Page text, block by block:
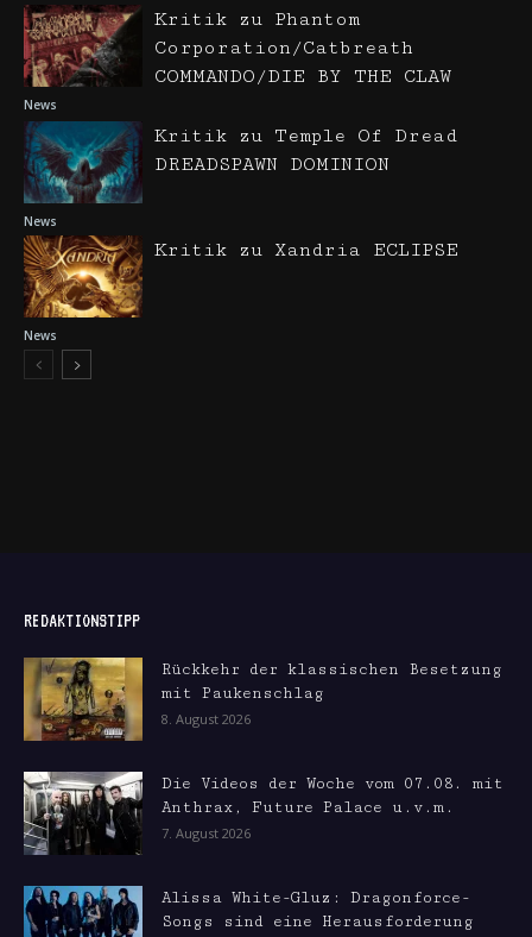
News
Kritik zu Phantom
Corporation/Catbreath
COMMANDO/DIE BY THE CLAW
News
Kritik zu Temple Of Dread
DREADSPAWN DOMINION
News
Kritik zu Xandria ECLIPSE
REDAKTIONSTIPP
Rückkehr der klassischen Besetzung
mit Paukenschlag
8. August 2026
Die Videos der Woche vom 07.08. mit
Anthrax, Future Palace u.v.m.
7. August 2026
Alissa White-Gluz: Dragonforce-
Songs sind eine Herausforderung